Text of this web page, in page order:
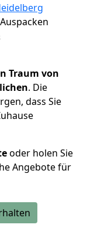
Traum von
. Die
dass Sie
oder holen Sie
Angebote für